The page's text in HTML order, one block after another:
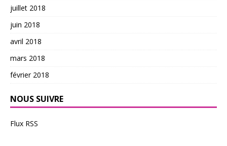
juillet 2018
juin 2018
avril 2018
mars 2018
février 2018
NOUS SUIVRE
Flux RSS